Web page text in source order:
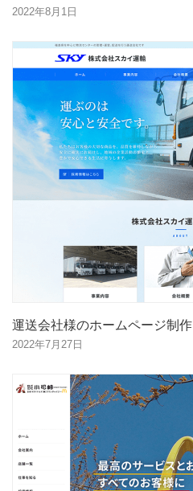
2022年8月1日
運送会社様のホームページ制作
2022年7月27日